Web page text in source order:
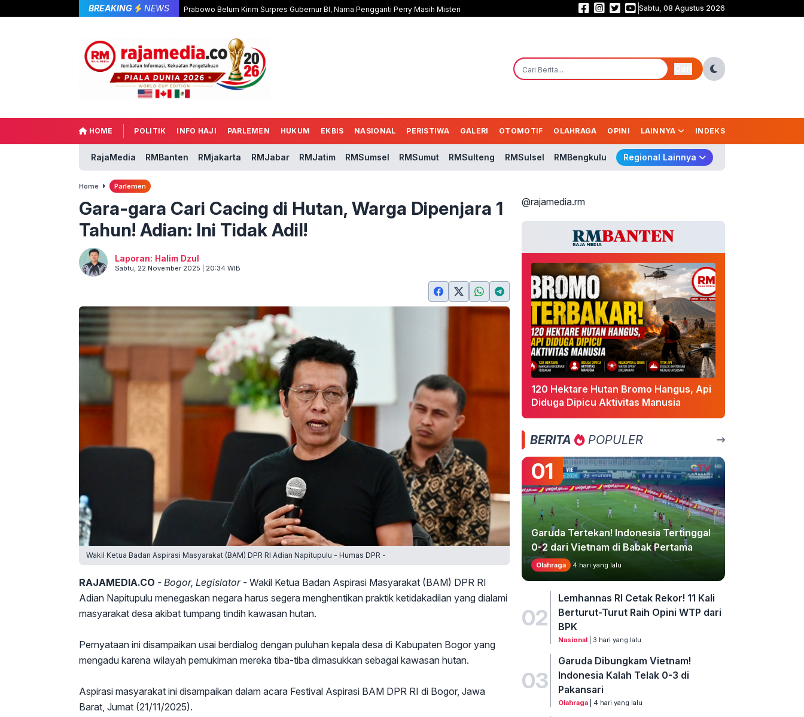
BREAKING NEWS Prabowo Belum Kirim Surpres Gubernur BI, Nama Pengganti Perry Masih Misteri Bromo Terbakar! 120 Hektare Hutan Hangus, Api Diduga Dipicu Aktivitas
Sabtu, 08 Agustus 2026
HOME POLITIK INFO HAJI PARLEMEN HUKUM EKBIS NASIONAL PERISTIWA GALERI OTOMOTIF OLAHRAGA OPINI LAINNYA INDEKS
RajaMedia RMBanten RMjakarta RMJabar RMJatim RMSumsel RMSumut RMSulteng RMSulsel RMBengkulu Regional Lainnya
Home Parlemen
Gara-gara Cari Cacing di Hutan, Warga Dipenjara 1
Tahun! Adian: Ini Tidak Adil!
Laporan: Halim Dzul
Sabtu, 22 November 2025 | 20:34 WIB
Wakil Ketua Badan Aspirasi Masyarakat (BAM) DPR RI Adian Napitupulu - Humas DPR -
RAJAMEDIA.CO - Bogor, Legislator - Wakil Ketua Badan Aspirasi Masyarakat (BAM) DPR RI
Adian Napitupulu menegaskan negara harus segera menghentikan praktik ketidakadilan yang dialami
masyarakat desa akibat tumpang tindih kawasan hutan.
Pernyataan ini disampaikan usai berdialog dengan puluhan kepala desa di Kabupaten Bogor yang
mengadu karena wilayah pemukiman mereka tiba-tiba dimasukkan sebagai kawasan hutan.
Aspirasi masyarakat ini disampaikan dalam acara Festival Aspirasi BAM DPR RI di Bogor, Jawa
Barat, Jumat (21/11/2025).
@rajamedia.rm
120 Hektare Hutan Bromo Hangus, Api
Diduga Dipicu Aktivitas Manusia
BERITA POPULER
01
Garuda Tertekan! Indonesia Tertinggal
0-2 dari Vietnam di Babak Pertama
Olahraga 4 hari yang lalu
02
Lemhannas RI Cetak Rekor! 11 Kali
Berturut-Turut Raih Opini WTP dari
BPK
Nasional| 3 hari yang lalu
03
Garuda Dibungkam Vietnam!
Indonesia Kalah Telak 0-3 di
Pakansari
Olahraga| 4 hari yang lalu